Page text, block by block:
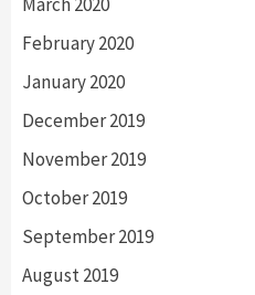
February 2020
January 2020
December 2019
November 2019
October 2019
September 2019
August 2019